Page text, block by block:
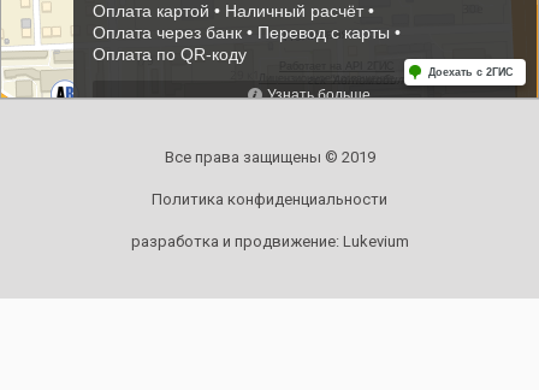
Все права защищены © 2019
Политика конфиденциальности
разработка и продвижение: Lukevium